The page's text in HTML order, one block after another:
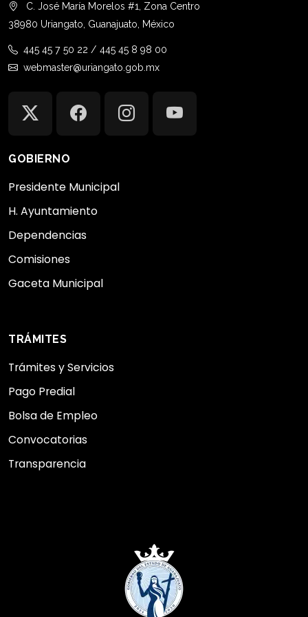
C. José María Morelos #1, Zona Centro
38980 Uriangato, Guanajuato, México
445 45 7 50 22 / 445 45 8 98 00
webmaster@uriangato.gob.mx
GOBIERNO
Presidente Municipal
H. Ayuntamiento
Dependencias
Comisiones
Gaceta Municipal
TRÁMITES
Trámites y Servicios
Pago Predial
Bolsa de Empleo
Convocatorias
Transparencia